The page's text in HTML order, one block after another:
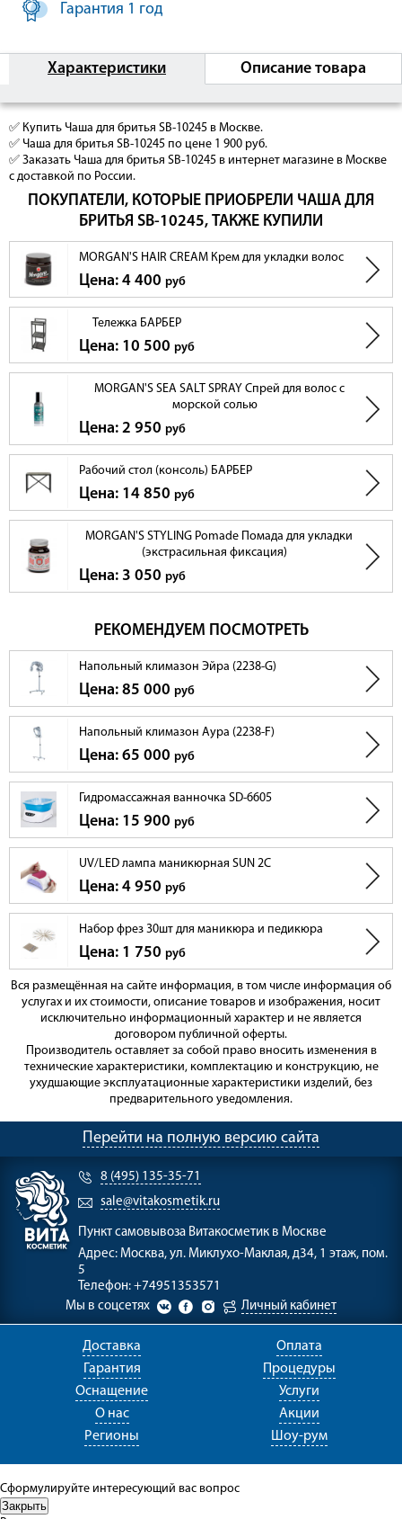
Гарантия 1 год
Характеристики Описание товара
✅ Купить Чаша для бритья SB-10245 в Москве.
✅ Чаша для бритья SB-10245 по цене 1 900 руб.
✅ Заказать Чаша для бритья SB-10245 в интернет магазине в Москве
с доставкой по России.
ПОКУПАТЕЛИ, КОТОРЫЕ ПРИОБРЕЛИ ЧАША ДЛЯ
БРИТЬЯ SB-10245, ТАКЖЕ КУПИЛИ
MORGAN'S HAIR CREAM Крем для укладки волос
Цена: 4 400 руб
Тележка БАРБЕР
Цена: 10 500 руб
MORGAN'S SEA SALT SPRAY Спрей для волос с
морской солью
Цена: 2 950 руб
Рабочий стол (консоль) БАРБЕР
Цена: 14 850 руб
MORGAN'S STYLING Pomade Помада для укладки
(экстрасильная фиксация)
Цена: 3 050 руб
РЕКОМЕНДУЕМ ПОСМОТРЕТЬ
Напольный климазон Эйра (2238-G)
Цена: 85 000 руб
Напольный климазон Аура (2238-F)
Цена: 65 000 руб
Гидромассажная ванночка SD-6605
Цена: 15 900 руб
UV/LED лампа маникюрная SUN 2C
Цена: 4 950 руб
Набор фрез 30шт для маникюра и педикюра
Цена: 1 750 руб
Вся размещённая на сайте информация, в том числе информация об
услугах и их стоимости, описание товаров и изображения, носит
исключительно информационный характер и не является
договором публичной оферты.
Производитель оставляет за собой право вносить изменения в
технические характеристики, комплектацию и конструкцию, не
ухудшающие эксплуатационные характеристики изделий, без
предварительного уведомления.
Перейти на полную версию сайта
8 (495) 135-35-71
sale@vitakosmetik.ru
Пункт самовывоза Витакосметик в Москве
Адрес: Москва, ул. Миклухо-Маклая, д34, 1 этаж, пом.
5
Телефон: +74951353571
Мы в соцсетях
Личный кабинет
Доставка
Оплата
Гарантия
Процедуры
Оснащение
Услуги
О нас
Акции
Регионы
Шоу-рум
Сформулируйте интересующий вас вопрос